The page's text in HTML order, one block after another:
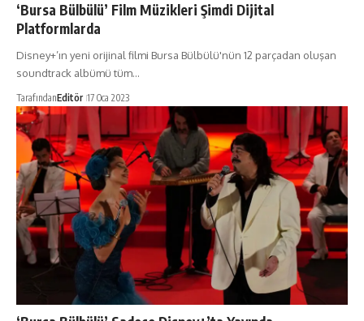
‘Bursa Bülbülü’ Film Müzikleri Şimdi Dijital
Platformlarda
Disney+’ın yeni orijinal filmi Bursa Bülbülü'nün 12 parçadan oluşan
soundtrack albümü tüm…
TarafındanEditör 17 Oca 2023